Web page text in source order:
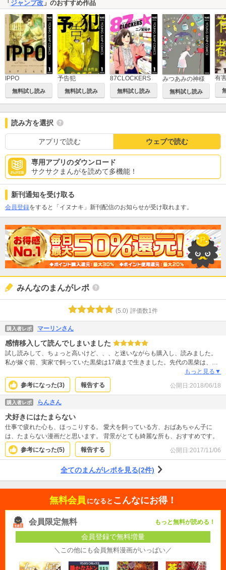
「 ジャンプ改 」のおすすめ作品
IPPO
無料試し読み
予告犯
無料試し読み
87CLOCKERS
無料試し読み
みつあみの神様
無料試し読み
有
読み方を選択
アプリで読む ウェブで読む
専用アプリのダウンロード
サクサクまんがを読めて多機能！
新刊通知を受け取る
会員登録をすると「イヌナキ」新刊配信のお知らせが受け取れます。
みんなのまんがレポ
(5.0) 評価数1件
購入者レポ マーリンさん
感情移入して読んでしまいました
試し読みして、ちょっと高いけど、、、と迷いながらも購入し、読みました。
私が嫁ぐ前、実家で飼っていた黒柴は17歳まで生きました。先代の黒柴は、18
歳まで生きました。 彼女らは私の人生の大半を一緒に過ごしてきた家族です。
読んでいる途中から、そんな彼女らとの暮らしや出来事を思い返してしまい、
なんとも懐かしい気持ち、彼女らに会いたい気持ちでいっぱいになり、泣いて
いました。 時代背景描写の懐かしさと、犬への愛情を感じる作品でした。
もっと見る▼
参考になった(3) 報告する 公開日:2018/06/18
購入者レポ らんさん
犬好きにはたまらない
仕事で疲れた心も、ほっこりする。 愛犬を飼っている方、おばあちゃん子に
は、たまらない漫画だと思います。 背景がとても綺麗な所も、おすすめです。
参考になった(5) 報告する 公開日:2017/11/06
全てのまんがレポを見る(2件)
無料会員 になると こんなにお得！
会員限定無料 もっと無料が読める！
会員登録で無料増量
＼この他にも会員無料漫画がいっぱい／